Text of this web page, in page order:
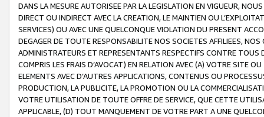
DANS LA MESURE AUTORISEE PAR LA LEGISLATION EN VIGUEUR,
DIRECT OU INDIRECT AVEC LA CREATION, LE MAINTIEN OU
SERVICES) OU AVEC UNE QUELCONQUE VIOLATION DU PRESENT
DEGAGER DE TOUTE RESPONSABILITE NOS SOCIETES AFFILIEES,
ADMINISTRATEURS ET REPRESENTANTS RESPECTIFS CONTRE
COMPRIS LES FRAIS D’AVOCAT) EN RELATION AVEC (A) VOTRE SITE
ELEMENTS AVEC D’AUTRES APPLICATIONS, CONTENUS OU
PRODUCTION, LA PUBLICITE, LA PROMOTION OU LA
VOTRE UTILISATION DE TOUTE OFFRE DE SERVICE, QUE CETTE
APPLICABLE, (D) TOUT MANQUEMENT DE VOTRE PART A UNE